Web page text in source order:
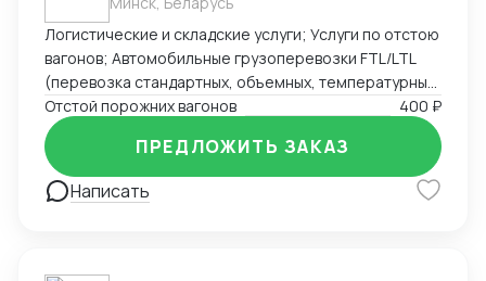
Логистические и складские услуги; Услуги по отстою
вагонов; Автомобильные грузоперевозки FTL/LTL
(перевозка стандартных, объемных, температурных
и сборных грузов); Железнодорожные перевозки
FCL/LCL — комплексные услуги с гарантией качества
и соблюдением сроков.
Отстой порожних вагонов 400 ₽
Написать
ПРЕДЛОЖИТЬ ЗАКАЗ